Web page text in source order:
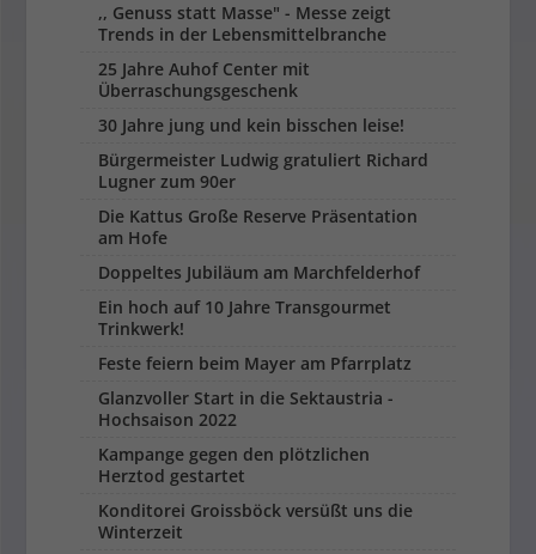
,, Genuss statt Masse" - Messe zeigt
Trends in der Lebensmittelbranche
25 Jahre Auhof Center mit
Überraschungsgeschenk
30 Jahre jung und kein bisschen leise!
Bürgermeister Ludwig gratuliert Richard
Lugner zum 90er
Die Kattus Große Reserve Präsentation
am Hofe
Doppeltes Jubiläum am Marchfelderhof
Ein hoch auf 10 Jahre Transgourmet
Trinkwerk!
Feste feiern beim Mayer am Pfarrplatz
Glanzvoller Start in die Sektaustria -
Hochsaison 2022
Kampange gegen den plötzlichen
Herztod gestartet
Konditorei Groissböck versüßt uns die
Winterzeit